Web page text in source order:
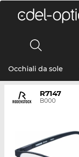
Occhiali da sole
R7147
B000